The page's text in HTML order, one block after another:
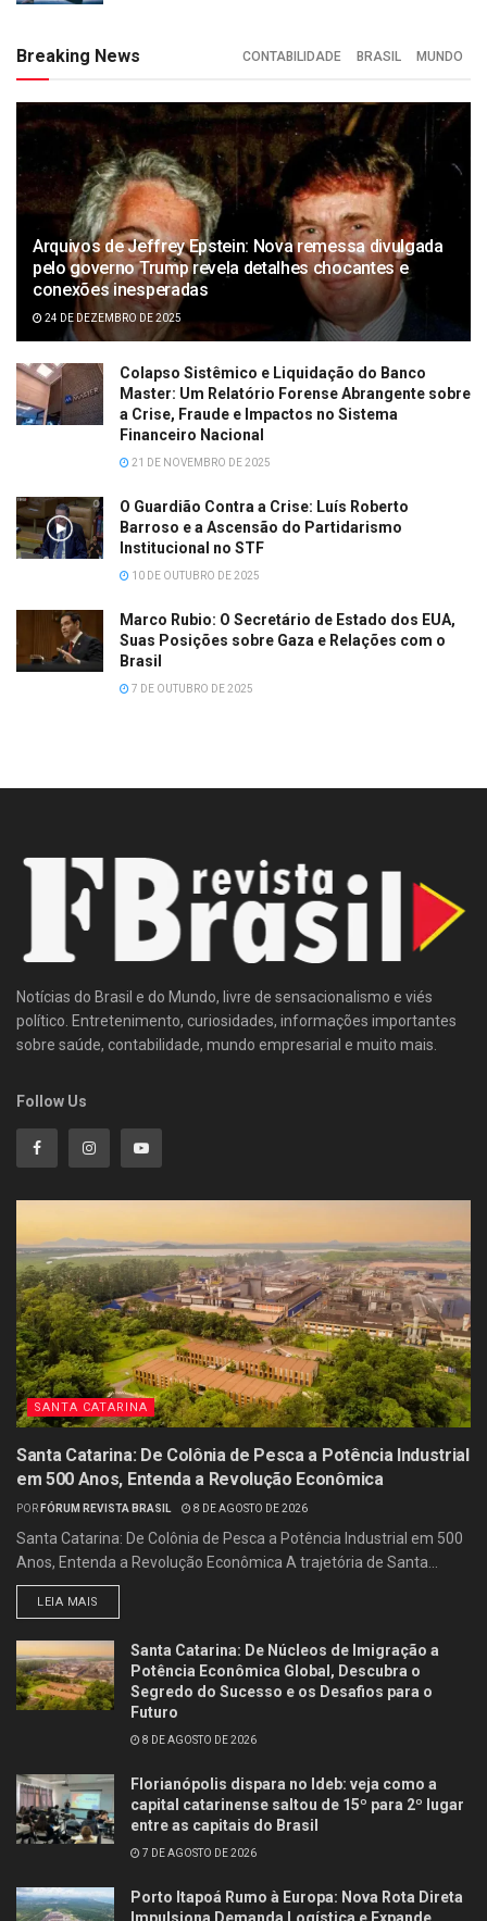
Breaking News CONTABILIDADE BRASIL MUNDO
Arquivos de Jeffrey Epstein: Nova remessa divulgada
pelo governo Trump revela detalhes chocantes e
conexões inesperadas
24 DE DEZEMBRO DE 2025
Colapso Sistêmico e Liquidação do Banco
Master: Um Relatório Forense Abrangente sobre
a Crise, Fraude e Impactos no Sistema
Financeiro Nacional
21 DE NOVEMBRO DE 2025
O Guardião Contra a Crise: Luís Roberto
Barroso e a Ascensão do Partidarismo
Institucional no STF
10 DE OUTUBRO DE 2025
Marco Rubio: O Secretário de Estado dos EUA,
Suas Posições sobre Gaza e Relações com o
Brasil
7 DE OUTUBRO DE 2025
Notícias do Brasil e do Mundo, livre de sensacionalismo e viés
político. Entretenimento, curiosidades, informações importantes
sobre saúde, contabilidade, mundo empresarial e muito mais.
Follow Us
SANTA CATARINA
Santa Catarina: De Colônia de Pesca a Potência Industrial
em 500 Anos, Entenda a Revolução Econômica
POR FÓRUM REVISTA BRASIL 8 DE AGOSTO DE 2026
Santa Catarina: De Colônia de Pesca a Potência Industrial em 500
Anos, Entenda a Revolução Econômica A trajetória de Santa...
LEIA MAIS
Santa Catarina: De Núcleos de Imigração a
Potência Econômica Global, Descubra o
Segredo do Sucesso e os Desafios para o
Futuro
8 DE AGOSTO DE 2026
Florianópolis dispara no Ideb: veja como a
capital catarinense saltou de 15º para 2º lugar
entre as capitais do Brasil
7 DE AGOSTO DE 2026
Porto Itapoá Rumo à Europa: Nova Rota Direta